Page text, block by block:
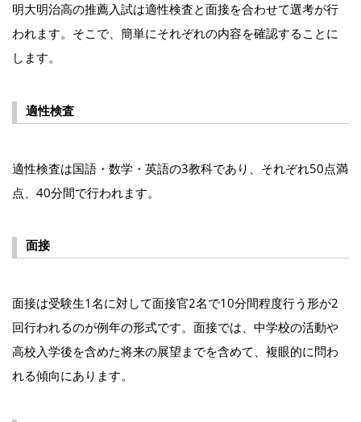
明大明治高の推薦入試は適性検査と面接を合わせて選考が行
われます。そこで、簡単にそれぞれの内容を確認することに
します。
適性検査
適性検査は国語・数学・英語の3教科であり、それぞれ50点満
点、40分間で行われます。
面接
面接は受験生1名に対して面接官2名で10分間程度行う形が2
回行われるのが例年の形式です。面接では、中学校の活動や
高校入学後を含めた将来の展望までを含めて、複眼的に問わ
れる傾向にあります。